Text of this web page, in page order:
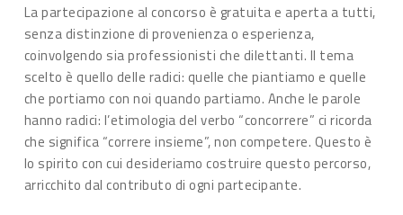
La partecipazione al concorso è gratuita e aperta a tutti,
senza distinzione di provenienza o esperienza,
coinvolgendo sia professionisti che dilettanti. Il tema
scelto è quello delle radici: quelle che piantiamo e quelle
che portiamo con noi quando partiamo. Anche le parole
hanno radici: l’etimologia del verbo “concorrere” ci ricorda
che significa “correre insieme”, non competere. Questo è
lo spirito con cui desideriamo costruire questo percorso,
arricchito dal contributo di ogni partecipante.